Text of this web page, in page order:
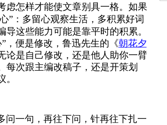
虑怎样才能使文章别具一格。如果
” ：多留心观察生活，多积累好词
导这些能力可能是靠平时的积累。
”，便是修改， 鲁迅先生的《朝花夕
论是自己修改，还是他人助你一臂
每次跟主编改稿子，还是开策划
问一句，再往下问，针再往下扎一